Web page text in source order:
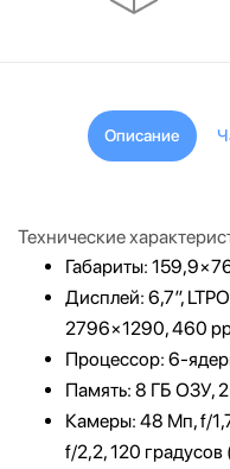
Описание
Технические
Габариты:
Дисплей: 6,7″,
2796×1290, 460
Процессор: 6-
Память: 8 ГБ ОЗУ,
Камеры: 48 Мп, f/
f/2,2, 120